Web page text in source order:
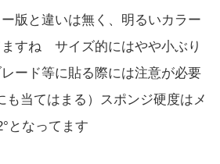
版と違いは無く、明るいカラー
ますね サイズ的にはやや小ぶり
ード等に貼る際には注意が必要
も当てはまる）スポンジ硬度はメ
となってます